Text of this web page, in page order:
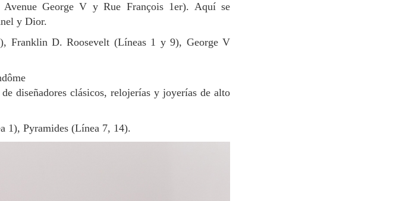
George V y Rue François 1er). Aquí se
y Dior.
diseñadores clásicos, relojerías y joyerías de alto
1), Pyramides (Línea 7, 14).